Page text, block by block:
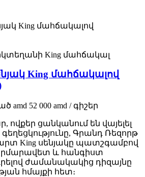
King մահճակալ
King մահճակալով
amd 52 000 amd / գիշեր
ովքեր ցանկանում են վայելել
Գրանդ Ռեզորթ
King սենյակը պատշգամբով
և հանգիստ
ժամանակակից դիզայնը
հմայքի հետ։